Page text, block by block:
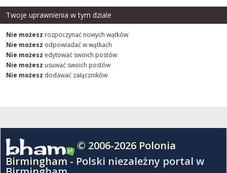
Twoje uprawnienia w tym dziale
Nie możesz rozpoczynać nowych wątków
Nie możesz odpowiadać w wątkach
Nie możesz edytować swoich postów
Nie możesz usuwać swoich postów
Nie możesz dodawać załączników
© 2006-2026 Polonia
Birmingham - Polski niezależny portal w